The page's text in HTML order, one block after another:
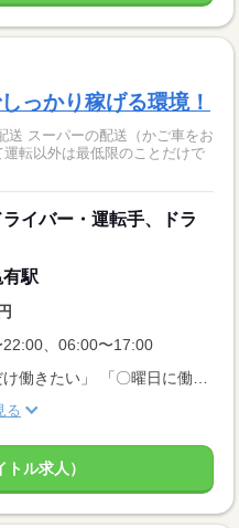
っかり稼げる環境！
送 スーパーの配送（かご車をお
転以外は最低限のことだけで
イバー・運転手、ドラ
駅
、06:00〜17:00
【自己申告シフト】 「平日だけ働きたい」 「〇曜日に働きたい」 など、働き方は自分で選べます。 曜日・時間についてのご希望も 面談の際に教えてくださいね。 ※こちらは中型以上のお仕事の例です
る
ル求人）